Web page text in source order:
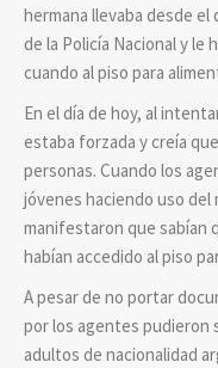
hermana llevaba desde
de la Policía Nacional y le
cuando al piso para
En el día de hoy, al
estaba forzada y creía
personas. Cuando los
jóvenes haciendo uso del
manifestaron que sabían
habían accedido al piso
A pesar de no portar
por los agentes pudieron
adultos de nacionalidad